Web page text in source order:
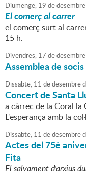
Diumenge, 19 dedesembre
El comerç al carrer
el comerç surt al
15 h.
Divendres, 17 dedesembre
Assemblea de
Dissabte, 11 dedesembre
Concert de Santa
a càrrec de la Coral la
L'esperança amb la
Dissabte, 11 dedesembre
Actes del 75è
Fita
El salvament d'arxius